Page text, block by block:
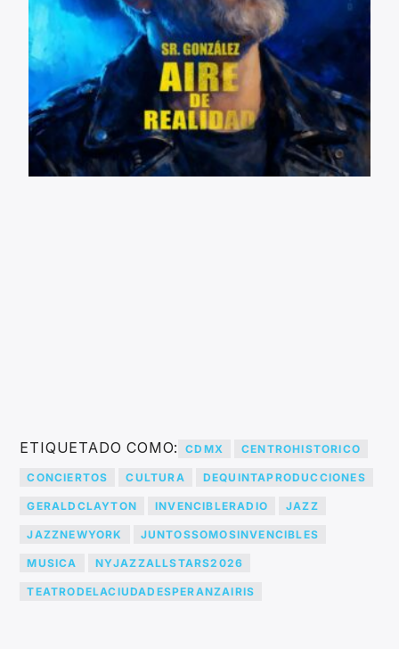
ETIQUETADO COMO: CDMX CENTROHISTORICO
CONCIERTOS CULTURA DEQUINTAPRODUCCIONES
GERALDCLAYTON INVENCIBLERADIO JAZZ
JAZZNEWYORK JUNTOSSOMOSINVENCIBLES
MUSICA NYJAZZALLSTARS2026
TEATRODELACIUDADESPERANZAIRIS